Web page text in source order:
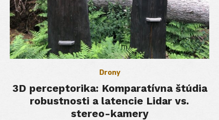
Drony
3D perceptorika: Komparatívna štúdia
robustnosti a latencie Lidar vs.
stereo-kamery